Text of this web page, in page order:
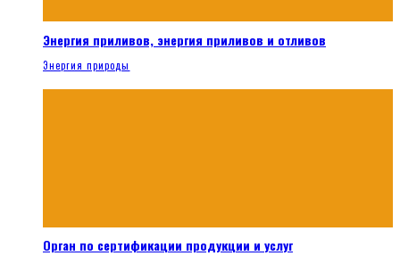
Энергия приливов, энергия приливов и отливов
Энергия природы
Орган по сертификации продукции и услуг